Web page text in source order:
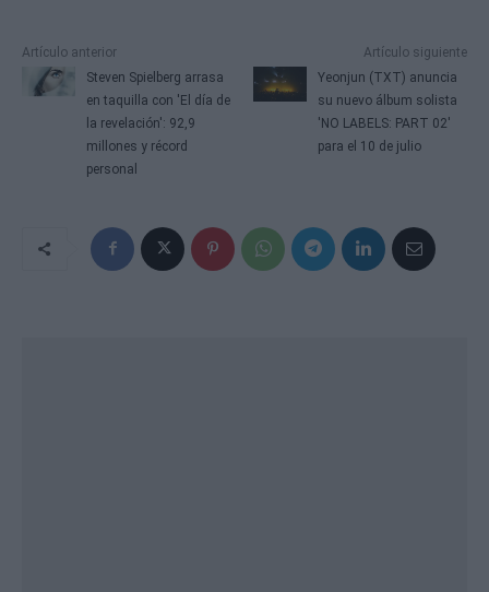
Artículo anterior
Steven Spielberg arrasa
en taquilla con 'El día de
la revelación': 92,9
millones y récord
personal
Artículo siguiente
Yeonjun (TXT) anuncia
su nuevo álbum solista
'NO LABELS: PART 02'
para el 10 de julio